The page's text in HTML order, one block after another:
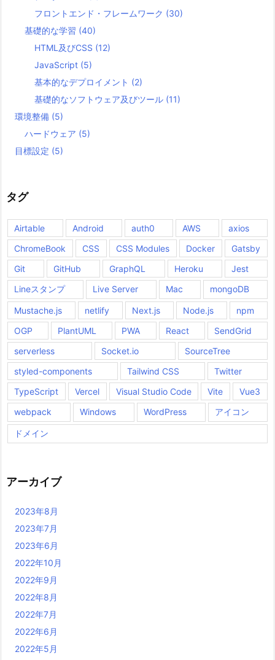
フロントエンド・フレームワーク (30)
基礎的な学習 (40)
HTML及びCSS (12)
JavaScript (5)
基本的なデプロイメント (2)
基礎的なソフトウェア及びツール (11)
環境整備 (5)
ハードウェア (5)
目標設定 (5)
タグ
Airtable Android auth0 AWS
axios
ChromeBook
CSS CSS Modules Docker
Gatsby
Git
GitHub GraphQL Heroku
Jest
Lineスタンプ
Live Server Mac mongoDB
Mustache.js netlify Next.js Node.js
npm
OGP
PlantUML PWA React
SendGrid
serverless
Socket.io
SourceTree
styled-components
Tailwind CSS
Twitter
TypeScript
Vercel Visual Studio Code Vite
Vue3
webpack
Windows WordPress アイコン
ドメイン
アーカイブ
2023年8月
2023年7月
2023年6月
2022年10月
2022年9月
2022年8月
2022年7月
2022年6月
2022年5月